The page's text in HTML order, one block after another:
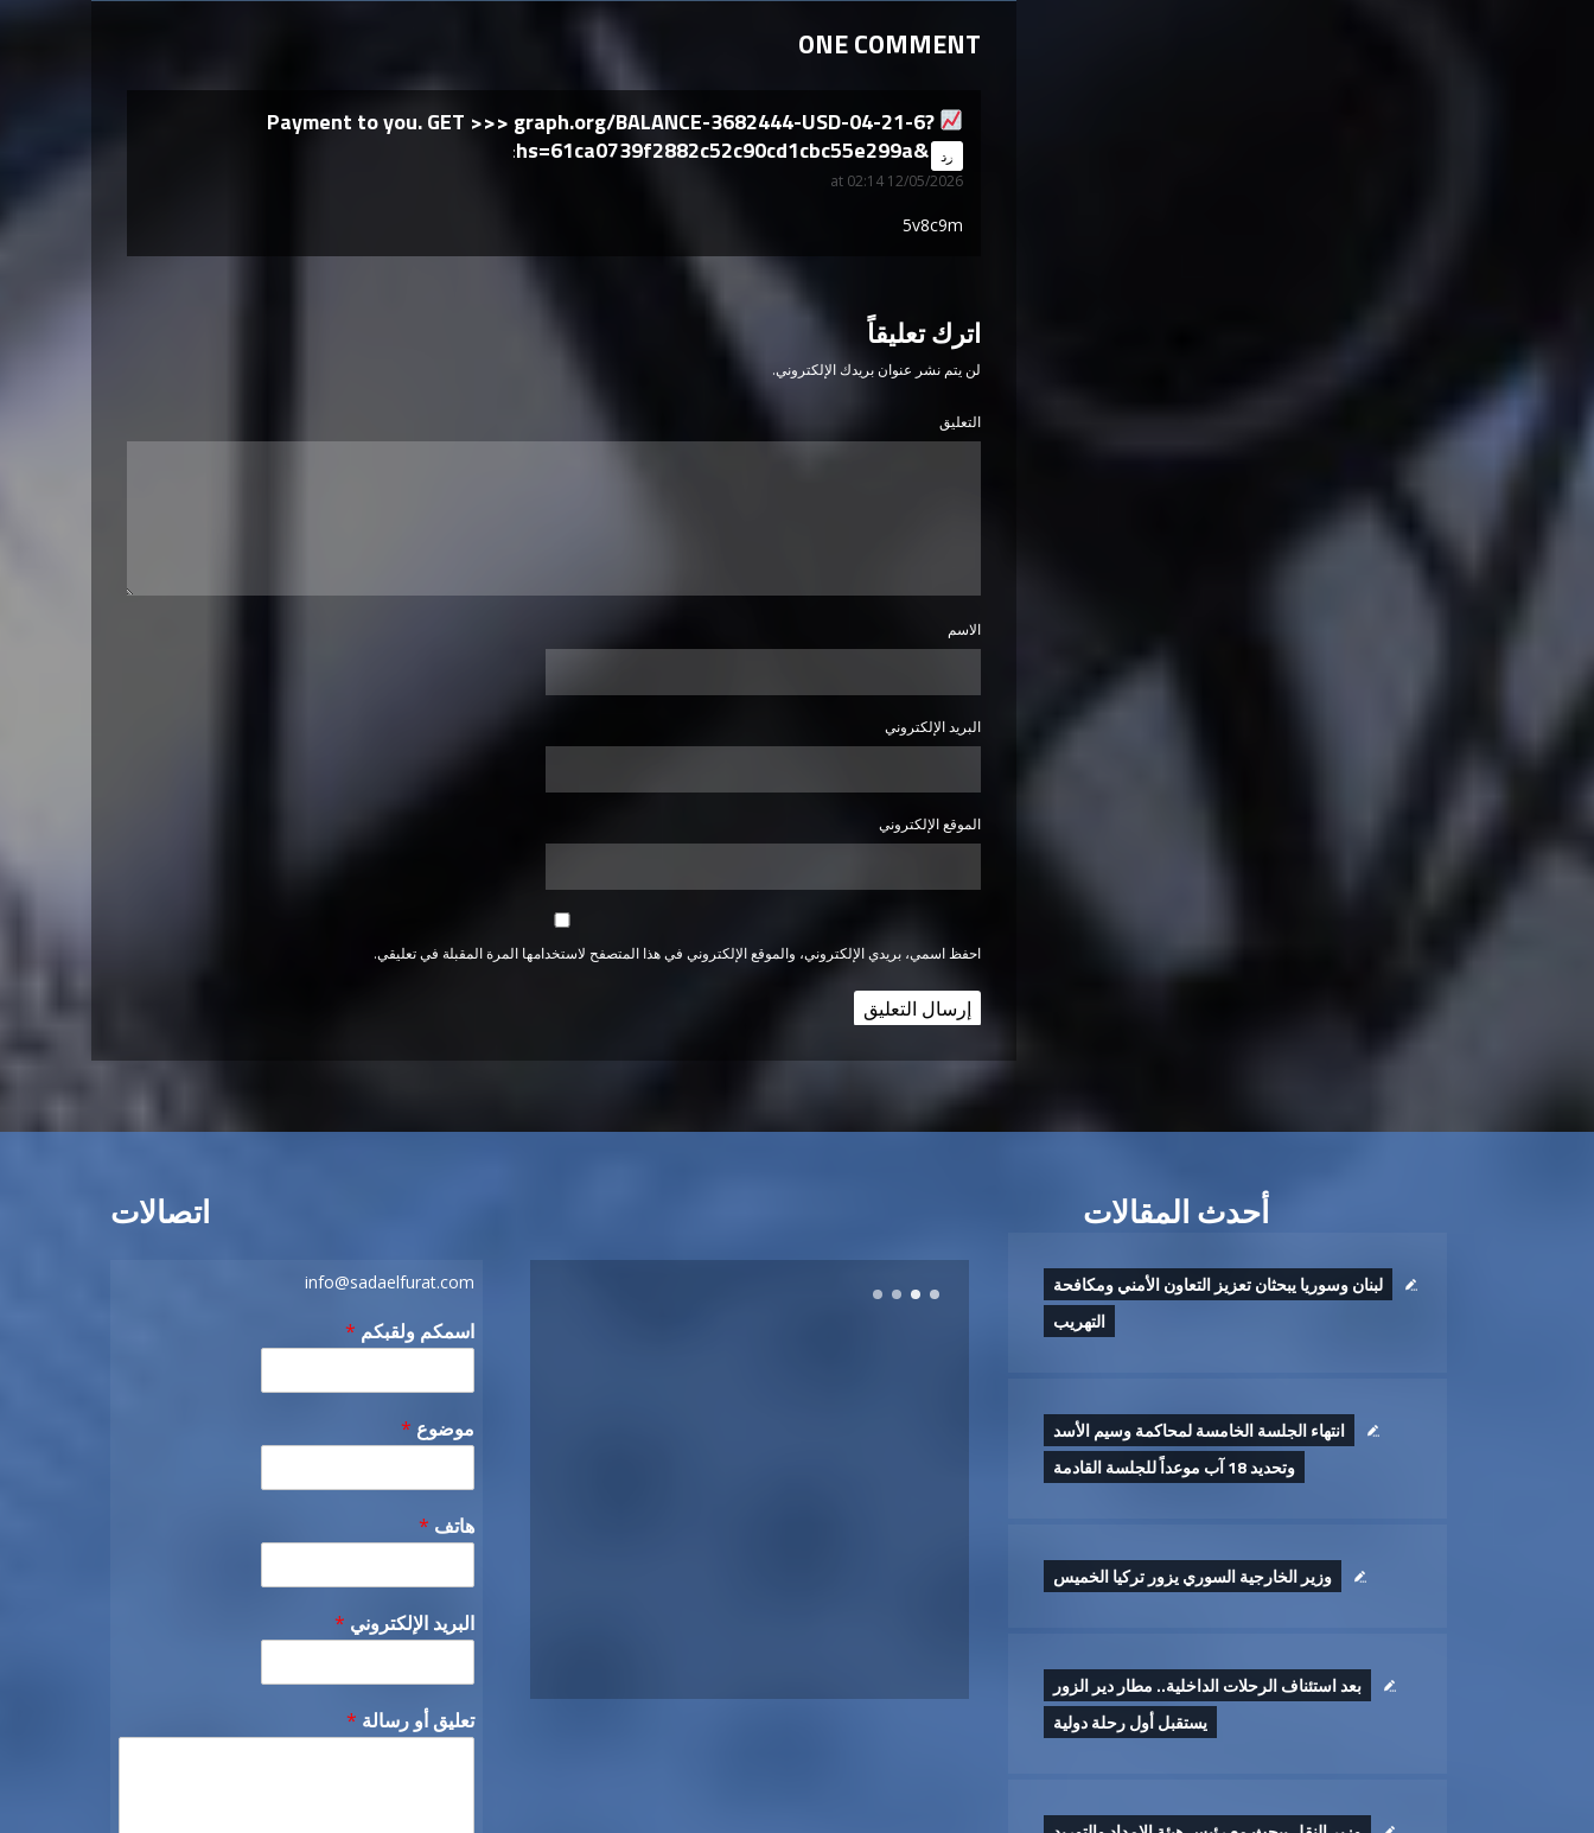
ONE COMMENT
Payment to you. GET >>> graph.org/BALANCE-3682444-USD-04-21-6?
hs=61ca0739f2882c52c90cd1cbc55e299a&
says:
12/05/2026 at 02:14
رد
5v8c9m
اترك تعليقاً
لن يتم نشر عنوان بريدك الإلكتروني.
التعليق
الاسم
البريد الإلكتروني
الموقع الإلكتروني
احفظ اسمي، بريدي الإلكتروني، والموقع الإلكتروني في هذا المتصفح لاستخدامها المرة المقبلة في تعليقي.
اتصالات
info@sadaelfurat.com
اسمكم ولقبكم *
موضوع *
هاتف *
البريد الإلكتروني *
تعليق أو رسالة *
أحدث المقالات
لبنان وسوريا يبحثان تعزيز التعاون الأمني ومكافحة
التهريب
انتهاء الجلسة الخامسة لمحاكمة وسيم الأسد
وتحديد 18 آب موعداً للجلسة القادمة
وزير الخارجية السوري يزور تركيا الخميس
بعد استئناف الرحلات الداخلية.. مطار دير الزور
يستقبل أول رحلة دولية